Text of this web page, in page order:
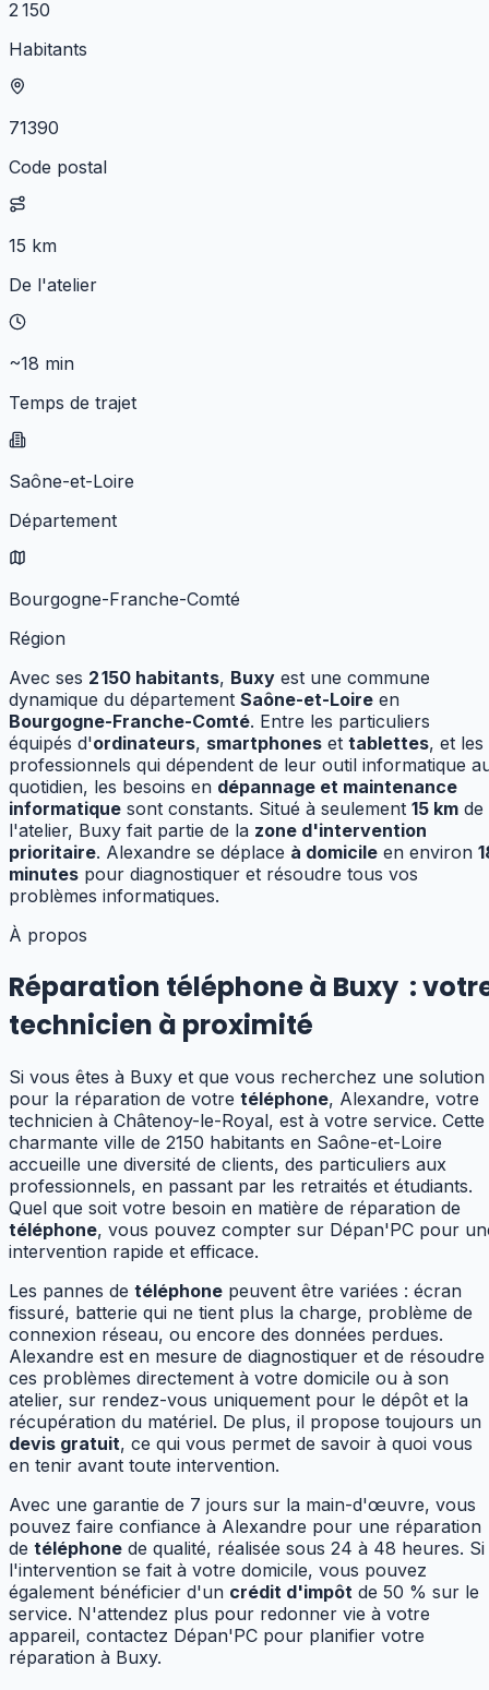
2 150
Habitants
71390
Code postal
15 km
De l'atelier
~18 min
Temps de trajet
Saône-et-Loire
Département
Bourgogne-Franche-Comté
Région
Avec ses 2 150 habitants, Buxy est une commune
dynamique du département Saône-et-Loire en
Bourgogne-Franche-Comté. Entre les particuliers
équipés d'ordinateurs, smartphones et tablettes, et les
professionnels qui dépendent de leur outil informatique
quotidien, les besoins en dépannage et maintenance
informatique sont constants. Situé à seulement 15 km de
l'atelier, Buxy fait partie de la zone d'intervention
prioritaire. Alexandre se déplace à domicile en environ
minutes pour diagnostiquer et résoudre tous vos
problèmes informatiques.
À propos
Réparation téléphone à Buxy :
technicien à proximité
Si vous êtes à Buxy et que vous recherchez une solution
pour la réparation de votre téléphone, Alexandre, votre
technicien à Châtenoy-le-Royal, est à votre service. Cette
charmante ville de 2150 habitants en Saône-et-Loire
accueille une diversité de clients, des particuliers aux
professionnels, en passant par les retraités et étudiants.
Quel que soit votre besoin en matière de réparation de
téléphone, vous pouvez compter sur Dépan'PC pour
intervention rapide et efficace.
Les pannes de téléphone peuvent être variées : écran
fissuré, batterie qui ne tient plus la charge, problème de
connexion réseau, ou encore des données perdues.
Alexandre est en mesure de diagnostiquer et de résoudre
ces problèmes directement à votre domicile ou à son
atelier, sur rendez-vous uniquement pour le dépôt et la
récupération du matériel. De plus, il propose toujours un
devis gratuit, ce qui vous permet de savoir à quoi vous
en tenir avant toute intervention.
Avec une garantie de 7 jours sur la main-d'œuvre, vous
pouvez faire confiance à Alexandre pour une réparation
de téléphone de qualité, réalisée sous 24 à 48 heures. Si
l'intervention se fait à votre domicile, vous pouvez
également bénéficier d'un crédit d'impôt de 50 % sur le
service. N'attendez plus pour redonner vie à votre
appareil, contactez Dépan'PC pour planifier votre
réparation à Buxy.